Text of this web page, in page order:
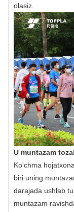
olasiz.
U muntazam
Ko'chma
biri uning
darajada ushlab
muntazam